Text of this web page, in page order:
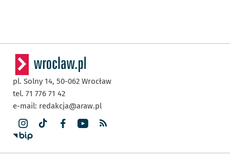
pl. Solny 14, 50-062 Wrocław
tel. 71 776 71 42
e-mail: redakcja@araw.pl